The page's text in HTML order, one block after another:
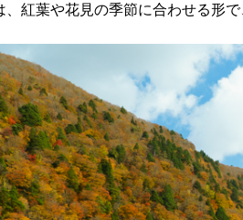
、紅葉や花見の季節に合わせる形